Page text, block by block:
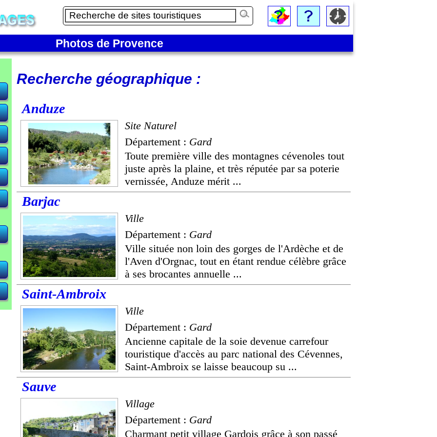
Photos de Provence
Recherche géographique :
Anduze
Site Naturel
Département : Gard
Toute première ville des montagnes cévenoles tout
juste après la plaine, et très réputée par sa poterie
vernissée, Anduze mérit ...
Barjac
Ville
Département : Gard
Ville située non loin des gorges de l'Ardèche et de
l'Aven d'Orgnac, tout en étant rendue célèbre grâce
à ses brocantes annuelle ...
Saint-Ambroix
Ville
Département : Gard
Ancienne capitale de la soie devenue carrefour
touristique d'accès au parc national des Cévennes,
Saint-Ambroix se laisse beaucoup su ...
Sauve
Village
Département : Gard
Charmant petit village Gardois grâce à son passé